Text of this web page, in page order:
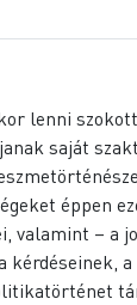
lenni
saját
éppen
valamint – a